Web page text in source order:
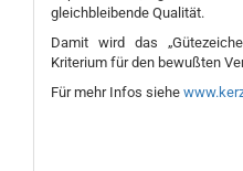
gleichbleibende Qualität.
Damit wird das
Kriterium für den bewußten
Für mehr Infos siehe